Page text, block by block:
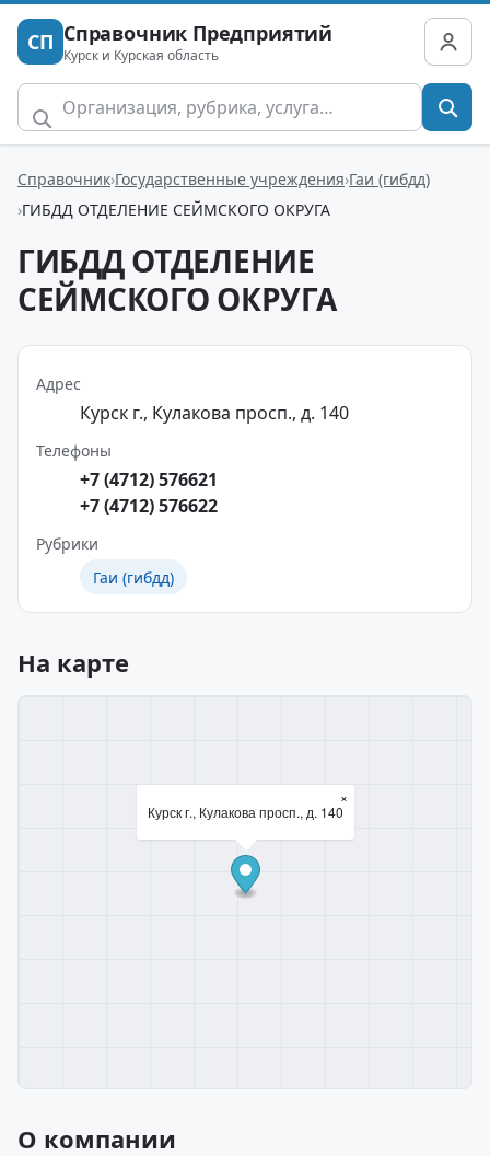
СП Справочник Предприятий
Курск и Курская область
Справочник Государственные учреждения Гаи (гибдд)
ГИБДД ОТДЕЛЕНИЕ СЕЙМСКОГО ОКРУГА
ГИБДД ОТДЕЛЕНИЕ
СЕЙМСКОГО ОКРУГА
Адрес
Курск г., Кулакова просп., д. 140
Телефоны
+7 (4712) 576621
+7 (4712) 576622
Рубрики
Гаи (гибдд)
На карте
Курск г., Кулакова просп., д. 140
×
О компании